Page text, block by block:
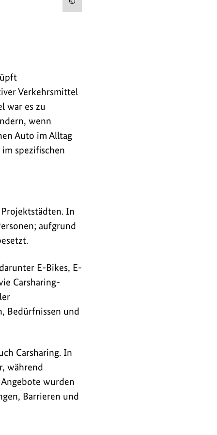
Bild
Verkehrsmittel
war es zu
wenn
Auto im Alltag
spezifischen
In
aufgrund
E-Bikes, E-
Carsharing-
Bedürfnissen und
Carsharing. In
während
wurden
Barrieren und